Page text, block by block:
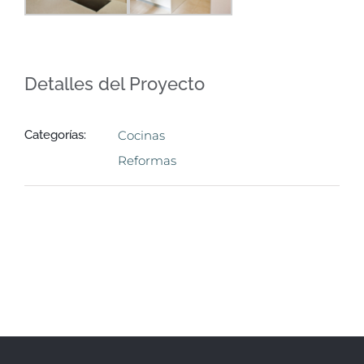
Detalles del Proyecto
Categorías:
Cocinas
Reformas